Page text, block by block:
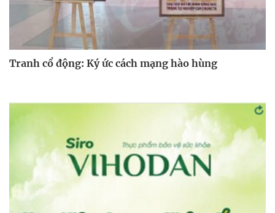
Tranh cổ động: Ký ức cách mạng hào hùng